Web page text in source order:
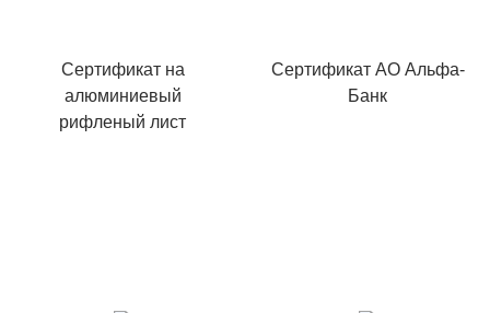
Сертификат на
алюминиевый
рифленый лист
Сертификат АО Альфа-
Банк